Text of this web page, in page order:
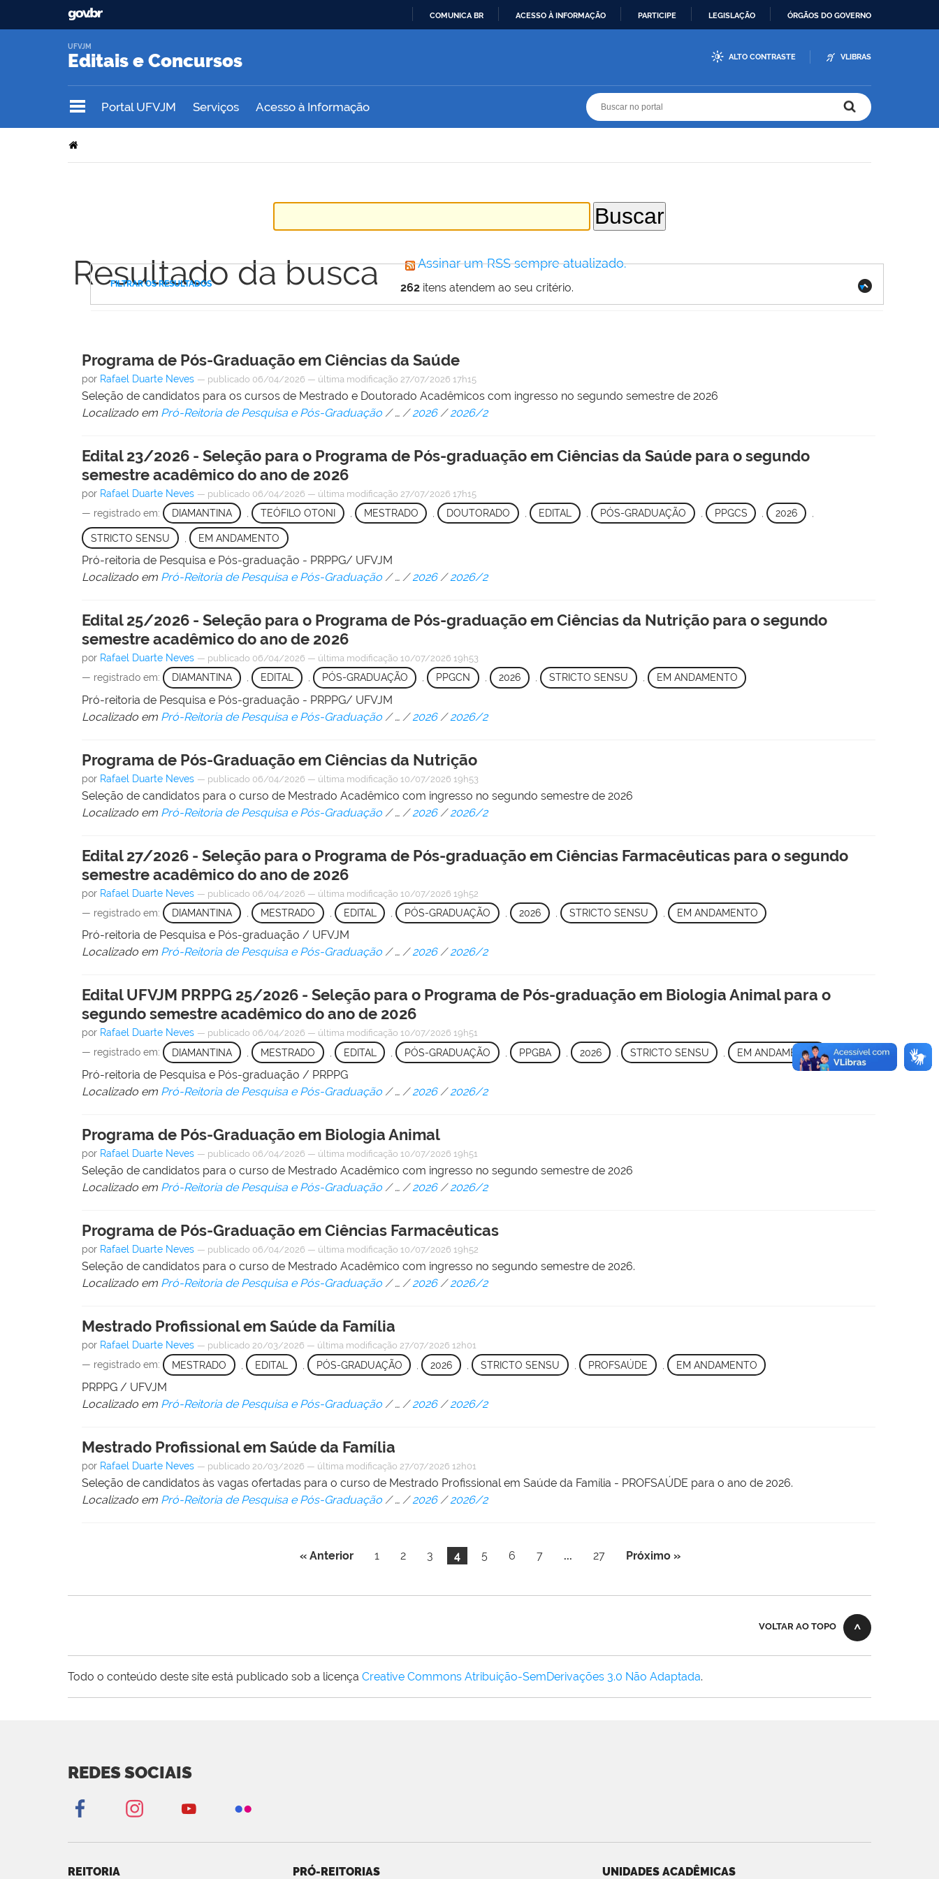
COMUNICA BR ACESSO À INFORMAÇÃO PARTICIPE LEGISLAÇÃO ÓRGÃOS DO GOVERNO
Editais e Concursos
UFVJM
ALTO CONTRASTE VLIBRAS
Portal UFVJM Serviços Acesso à Informação
Resultado da busca Assinar um RSS sempre atualizado.
262 itens atendem ao seu critério.
FILTRAR OS RESULTADOS
Programa de Pós-Graduação em Ciências da Saúde
por Rafael Duarte Neves — publicado 06/04/2026 — última modificação 27/07/2026 17h15
Seleção de candidatos para os cursos de Mestrado e Doutorado Acadêmicos com ingresso no segundo semestre de 2026
Localizado em Pró-Reitoria de Pesquisa e Pós-Graduação /… /2026 /2026/2
Edital 23/2026 - Seleção para o Programa de Pós-graduação em Ciências da Saúde para o segundo
semestre acadêmico do ano de 2026
por Rafael Duarte Neves — publicado 06/04/2026 — última modificação 27/07/2026 17h15
— registrado em: DIAMANTINA TEÓFILO OTONI MESTRADO , DOUTORADO , EDITAL PÓS-GRADUAÇÃO PPGCS , 2026
STRICTO SENSU EM ANDAMENTO
Pró-reitoria de Pesquisa e Pós-graduação - PRPPG/ UFVJM
Localizado em Pró-Reitoria de Pesquisa e Pós-Graduação /…/2026 /2026/2
Edital 25/2026 - Seleção para o Programa de Pós-graduação em Ciências da Nutrição para o segundo
semestre acadêmico do ano de 2026
por Rafael Duarte Neves — publicado 06/04/2026 — última modificação 10/07/2026 19h53
— registrado em: DIAMANTINA , EDITAL , PÓS-GRADUAÇÃO , PPGCN , 2026 , STRICTO SENSU , EM ANDAMENTO
Pró-reitoria de Pesquisa e Pós-graduação - PRPPG/ UFVJM
Localizado em Pró-Reitoria de Pesquisa e Pós-Graduação /… /2026 /2026/2
Programa de Pós-Graduação em Ciências da Nutrição
por Rafael Duarte Neves — publicado 06/04/2026 — última modificação 10/07/2026 19h53
Seleção de candidatos para o curso de Mestrado Acadêmico com ingresso no segundo semestre de 2026
Localizado em Pró-Reitoria de Pesquisa e Pós-Graduação /… /2026 /2026/2
Edital 27/2026 - Seleção para o Programa de Pós-graduação em Ciências Farmacêuticas para o segundo
semestre acadêmico do ano de 2026
por Rafael Duarte Neves — publicado 06/04/2026 — última modificação 10/07/2026 19h52
— registrado em: DIAMANTINA MESTRADO EDITAL , PÓS-GRADUAÇÃO , 2026 STRICTO SENSU EM ANDAMENTO
Pró-reitoria de Pesquisa e Pós-graduação / UFVJM
Localizado em Pró-Reitoria de Pesquisa e Pós-Graduação /…/2026 /2026/2
Edital UFVJM PRPPG 25/2026 - Seleção para o Programa de Pós-graduação em Biologia Animal para o
segundo semestre acadêmico do ano de 2026
por Rafael Duarte Neves — publicado 06/04/2026 — última modificação 10/07/2026 19h51
— registrado em: DIAMANTINA MESTRADO EDITAL , PÓS-GRADUAÇÃO , PPGBA 2026 STRICTO SENSU , EM ANDAMENTO
Pró-reitoria de Pesquisa e Pós-graduação / PRPPG
Localizado em Pró-Reitoria de Pesquisa e Pós-Graduação /…/2026 /2026/2
Programa de Pós-Graduação em Biologia Animal
por Rafael Duarte Neves — publicado 06/04/2026 — última modificação 10/07/2026 19h51
Seleção de candidatos para o curso de Mestrado Acadêmico com ingresso no segundo semestre de 2026
Localizado em Pró-Reitoria de Pesquisa e Pós-Graduação /…/2026 /2026/2
Programa de Pós-Graduação em Ciências Farmacêuticas
por Rafael Duarte Neves — publicado 06/04/2026 — última modificação 10/07/2026 19h52
Seleção de candidatos para o curso de Mestrado Acadêmico com ingresso no segundo semestre de 2026.
Localizado em Pró-Reitoria de Pesquisa e Pós-Graduação /…/2026 /2026/2
Mestrado Profissional em Saúde da Família
por Rafael Duarte Neves — publicado 20/03/2026 — última modificação 27/07/2026 12h01
— registrado em: MESTRADO EDITAL PÓS-GRADUAÇÃO , 2026 , STRICTO SENSU PROFSAÚDE EM ANDAMENTO
PRPPG / UFVJM
Localizado em Pró-Reitoria de Pesquisa e Pós-Graduação /…/2026 /2026/2
Mestrado Profissional em Saúde da Família
por Rafael Duarte Neves — publicado 20/03/2026 — última modificação 27/07/2026 12h01
Seleção de candidatos às vagas ofertadas para o curso de Mestrado Profissional em Saúde da Família - PROFSAÚDE para o ano de 2026.
Localizado em Pró-Reitoria de Pesquisa e Pós-Graduação /…/2026 /2026/2
« Anterior 1 2 3 4 5 6 7 ... 27 Próximo »
VOLTAR AO TOPO
Todo o conteúdo deste site está publicado sob a licença Creative Commons Atribuição-SemDerivações 3.0 Não Adaptada.
REDES SOCIAIS
REITORIA PRÓ-REITORIAS UNIDADES ACADÊMICAS